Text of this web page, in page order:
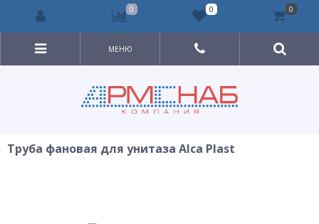
МЕНЮ
Труба фановая для унитаза Alca Plast
0 0 0